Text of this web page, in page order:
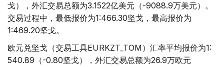
戈），外汇交易总额为3.1522亿美元（-9088.9万美元）。
交易过程中，最低报价为1:466.30坚戈，最高报价为
1:469.20坚戈。
欧元兑坚戈（交易工具EURKZT_TOM）汇率平均报价为1:
540.89（-0.80坚戈），外汇交易总额为26.9万欧元